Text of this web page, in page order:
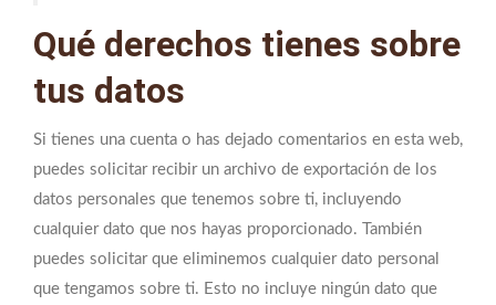
Qué derechos tienes sobre
tus datos
Si tienes una cuenta o has dejado comentarios en esta web,
puedes solicitar recibir un archivo de exportación de los
datos personales que tenemos sobre ti, incluyendo
cualquier dato que nos hayas proporcionado. También
puedes solicitar que eliminemos cualquier dato personal
que tengamos sobre ti. Esto no incluye ningún dato que